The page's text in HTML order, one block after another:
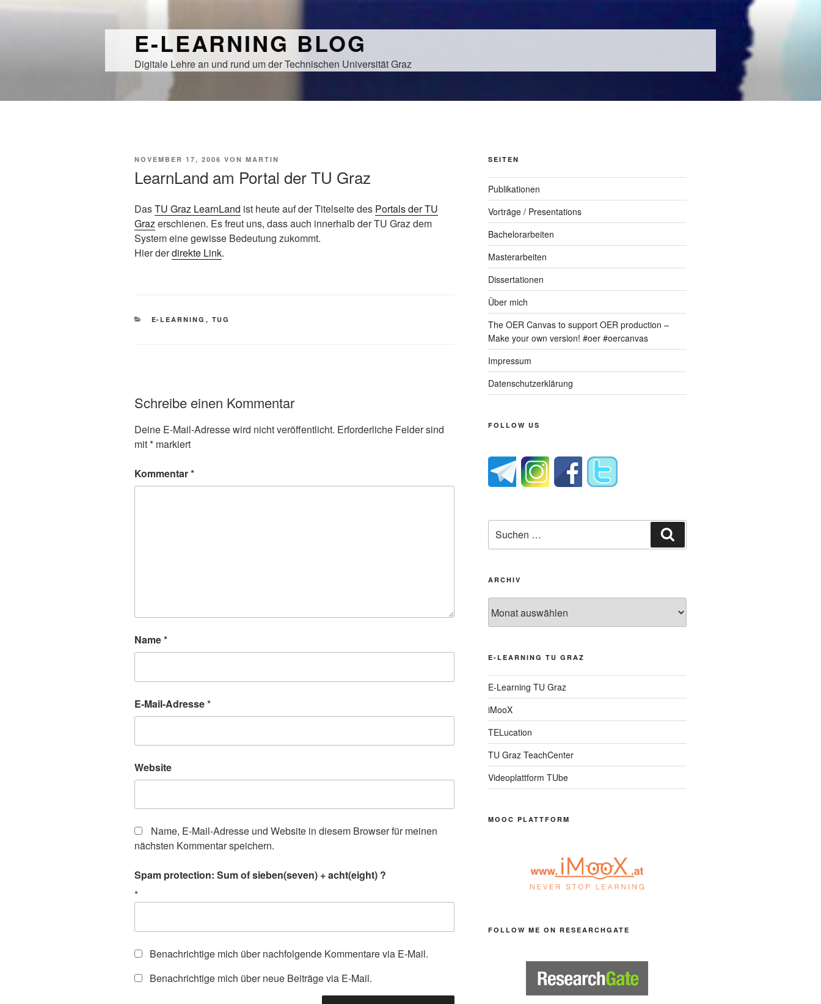
E-LEARNING BLOG
Digitale Lehre an und rund um der Technischen Universität Graz
VERÖFFENTLICHT
NOVEMBER 17, 2006 VON MARTIN
LearnLand am Portal der TU Graz
DasTU Graz LearnLand ist heute auf der Titelseite des Portals der TU
Grazerschienen. Es freut uns, dass auch innerhalb der TU Graz dem
System eine gewisse Bedeutung zukommt.
Hier derdirekte Link.
KATEGORIEN
E-LEARNING , TUG
Schreibe einen Kommentar
Deine E-Mail-Adresse wird nicht veröffentlicht. Erforderliche Felder sind
mit* markiert
Kommentar*
Name*
E-Mail-Adresse*
Website
Name, E-Mail-Adresse und Website in diesem Browser für meinen
nächsten Kommentar speichern.
Spam protection: Sum of sieben(seven) + acht(eight) ?
*
Benachrichtige mich über nachfolgende Kommentare via E-Mail.
Benachrichtige mich über neue Beiträge via E-Mail.
SEITEN
Publikationen
Vorträge / Presentations
Bachelorarbeiten
Masterarbeiten
Dissertationen
Über mich
The OER Canvas to support OER production –
Make your own version! #oer #oercanvas
Impressum
Datenschutzerklärung
FOLLOW US
nach:
ARCHIV
E-LEARNING TU GRAZ
E-Learning TU Graz
iMooX
TELucation
TU Graz TeachCenter
Videoplattform TUbe
MOOC PLATTFORM
FOLLOW ME ON RESEARCHGATE